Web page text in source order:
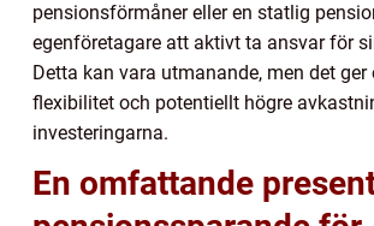
pensionsförmåner eller en statlig
egenföretagare att aktivt ta ansvar för
Detta kan vara utmanande, men det ger
flexibilitet och potentiellt högre
investeringarna.
En omfattande